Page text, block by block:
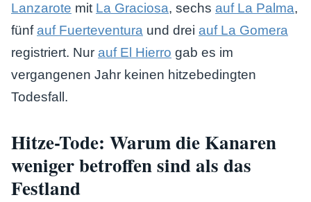
Lanzarote mit La Graciosa, sechs auf La Palma,
fünfauf Fuerteventura und drei auf La Gomera
registriert. Nur auf El Hierro gab es im
vergangenen Jahr keinen hitzebedingten
Todesfall.
Hitze-Tode: Warum die Kanaren
weniger betroffen sind als das
Festland